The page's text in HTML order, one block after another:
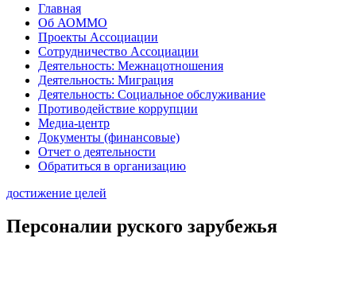
Главная
Об АОММО
Проекты Ассоциации
Сотрудничество Ассоциации
Деятельность: Межнацотношения
Деятельность: Миграция
Деятельность: Социальное обслуживание
Противодействие коррупции
Медиа-центр
Документы (финансовые)
Отчет о деятельности
Обратиться в организацию
достижение целей
Персоналии руского зарубежья